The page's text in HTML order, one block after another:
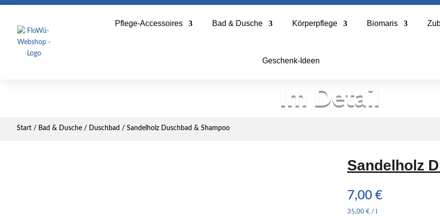
Pflege-Accessoires Bad & Dusche Körperpflege Biomaris
Geschenk-Ideen
Im Detail
Start/ Bad & Dusche/ Duschbad / Sandelholz Duschbad & Shampoo
Sandelholz
7,00€
35,00€ /